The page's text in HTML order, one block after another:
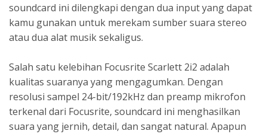
soundcard ini dilengkapi dengan dua input yang dapat
kamu gunakan untuk merekam sumber suara stereo
atau dua alat musik sekaligus.
Salah satu kelebihan Focusrite Scarlett 2i2 adalah
kualitas suaranya yang mengagumkan. Dengan
resolusi sampel 24-bit/192kHz dan preamp mikrofon
terkenal dari Focusrite, soundcard ini menghasilkan
suara yang jernih, detail, dan sangat natural. Apapun